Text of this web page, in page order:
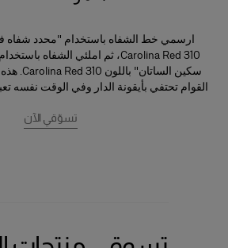
ارسمي خط الشفاه باستخدام "محدد شفاه
Carolina Red 310، ثم املئي الشفاه باستخدام
سكين الساتان" باللون Carolina Red 310
. هذه
القوام تحتفي بأيقونة الدار وفي الوقت
تسوّقي الآن